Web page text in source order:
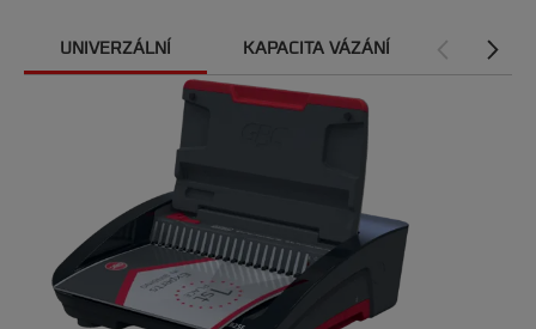
UNIVERZÁLNÍ KAPACITA VÁZÁNÍ VHODNÝ